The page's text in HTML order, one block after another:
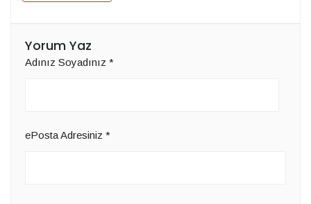
Yorum Yaz
Adınız Soyadınız *
ePosta Adresiniz *